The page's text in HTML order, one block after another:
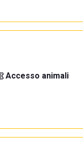
Accesso animali·